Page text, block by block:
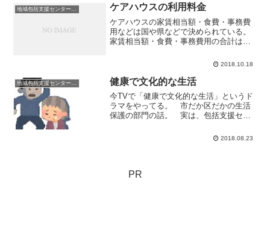
きる休業。平成11年4月...
ケアハウスの利用料金
ケアハウスの家賃相当額・食費・事務費
用などは国や県などで決められている。
家賃相当額・食費・事務費用の合計は利
8万5千円程度。前年度年収2,900,001円以
2018.10.18
地域包括支援センターの日常 健康で文化的な生活
今TVで「健康で文化的な生活」というド
ラマをやってる。 市だか区だかの生活
保護の部門の話。 実は、包括支援セン
署とは付き合いがある。 何しろ「お金
2018.08.23
PR